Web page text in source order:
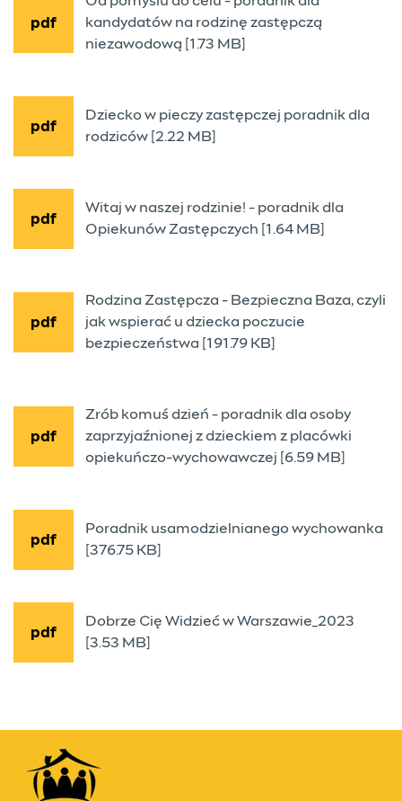
pdf
kandydatów na rodzinę zastępczą
niezawodową [1.73 MB]
pdf
Dziecko w pieczy zastępczej poradnik dla
rodziców [2.22 MB]
pdf
Witaj w naszej rodzinie! - poradnik dla
Opiekunów Zastępczych [1.64 MB]
pdf
Rodzina Zastępcza - Bezpieczna Baza, czyli
jak wspierać u dziecka poczucie
bezpieczeństwa [191.79 KB]
pdf
Zrób komuś dzień - poradnik dla osoby
zaprzyjaźnionej z dzieckiem z placówki
opiekuńczo-wychowawczej [6.59 MB]
pdf
Poradnik usamodzielnianego wychowanka
[376.75 KB]
pdf
Dobrze Cię Widzieć w Warszawie_2023
[3.53 MB]
Kontakt